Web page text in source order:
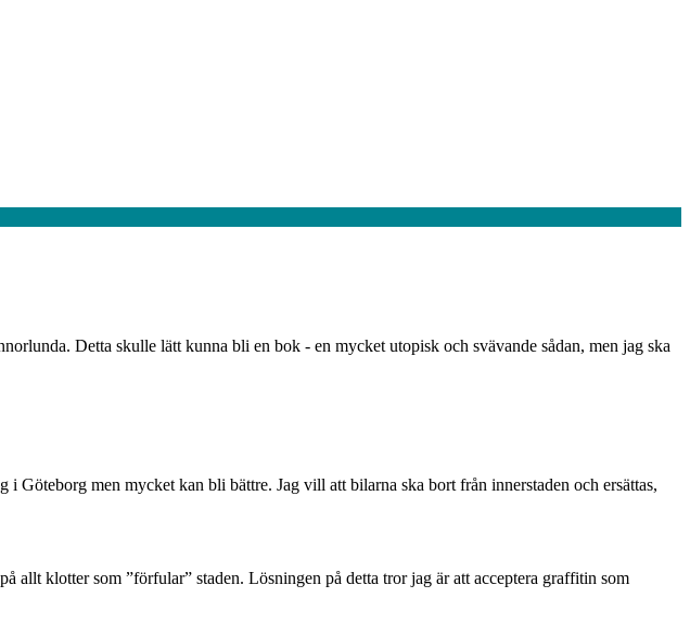
Detta skulle lätt kunna bli en bok - en mycket utopisk och svävande sådan, men jag ska
Göteborg men mycket kan bli bättre. Jag vill att bilarna ska bort från innerstaden och ersättas,
klotter som ”förfular” staden. Lösningen på detta tror jag är att acceptera graffitin som